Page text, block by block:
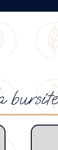
bursite